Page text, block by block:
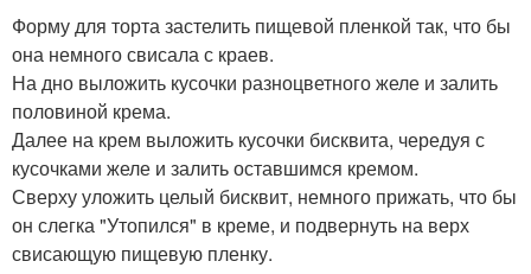
Форму для торта застелить пищевой пленкой так, что бы
она немного свисала с краев.
На дно выложить кусочки разноцветного желе и залить
половиной крема.
Далее на крем выложить кусочки бисквита, чередуя с
кусочками желе и залить оставшимся кремом.
Сверху уложить целый бисквит, немного прижать, что бы
он слегка "Утопился" в креме, и подвернуть на верх
свисающую пищевую пленку.